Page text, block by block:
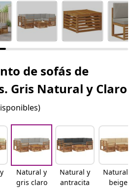
de sofás de
Gris Natural y Claro
Natural y
gris claro
Natural y
antracita
Natural y
beige